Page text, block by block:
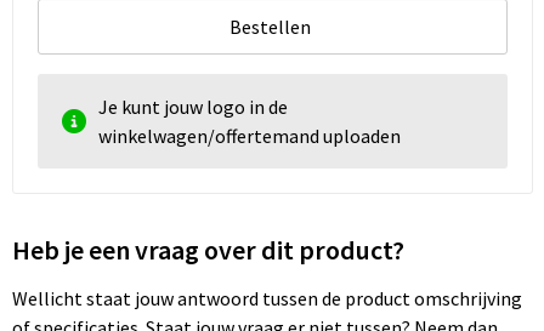
Bestellen
Je kunt jouw logo in de
winkelwagen/offertemand uploaden
Heb je een vraag over dit product?
Wellicht staat jouw antwoord tussen de product omschrijving